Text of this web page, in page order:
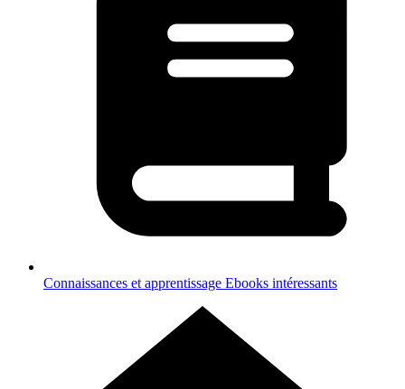
Connaissances et apprentissage Ebooks intéressants